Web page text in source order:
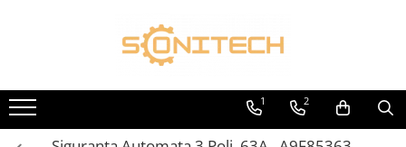
Toate Produsele
FOTOVOLTAICE
Acumulatori
1 2